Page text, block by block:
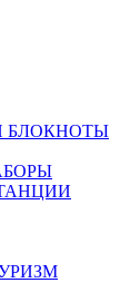
БЛОКНОТЫ